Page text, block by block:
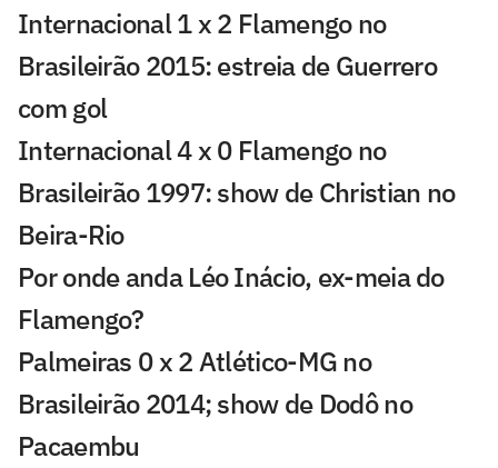
Internacional 1 x 2 Flamengo no
Brasileirão 2015: estreia de Guerrero
com gol
Internacional 4 x 0 Flamengo no
Brasileirão 1997: show de Christian no
Beira-Rio
Por onde anda Léo Inácio, ex-meia do
Flamengo?
Palmeiras 0 x 2 Atlético-MG no
Brasileirão 2014; show de Dodô no
Pacaembu